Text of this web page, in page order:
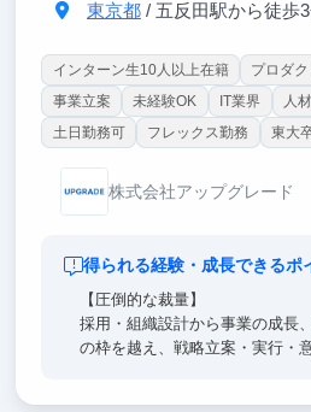
東京都/ 五反田駅から徒歩3分（大崎
インターン生10人以上在籍
プロダ
事業立案
未経験OK IT業界 人
土日勤務可
フレックス勤務 東大
株式会社アップグレード
得られる経験・成長できるポ
【圧倒的な裁量】
採用・組織設計から事業の成長
の枠を越え、戦略立案・実行・